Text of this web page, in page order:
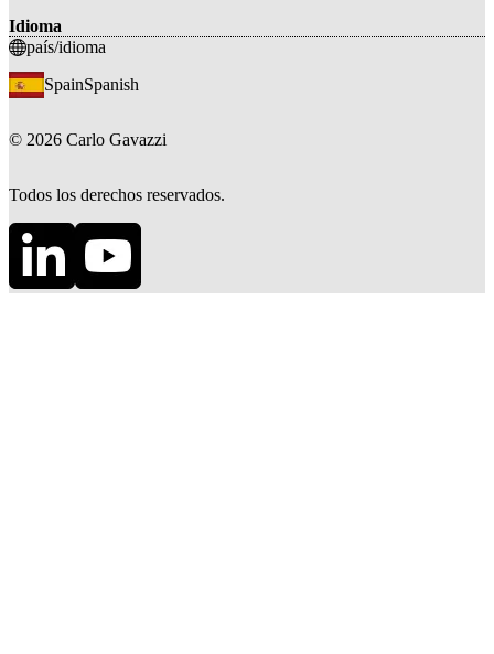
Idioma
país/idioma
SpainSpanish
© 2026 Carlo Gavazzi
Todos los derechos reservados.